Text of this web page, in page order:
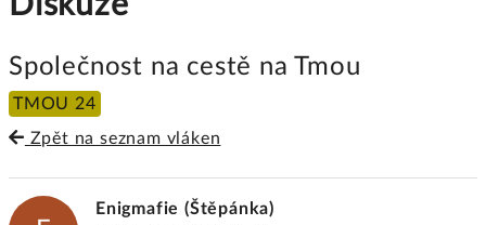
Společnost na cestě na Tmou
TMOU 24
Zpět na seznam vláken
Enigmafie (Štěpánka)